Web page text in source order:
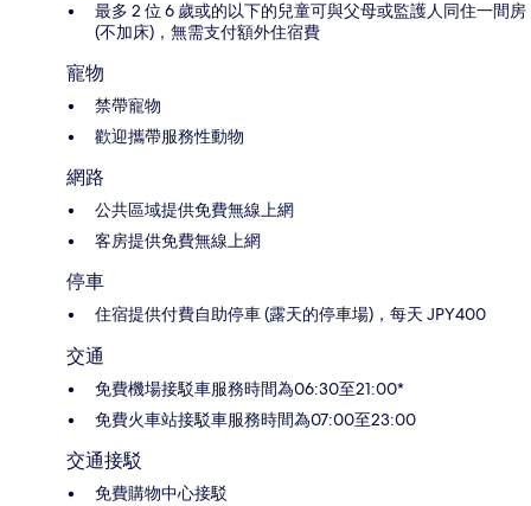
最多 2 位 6 歲或的以下的兒童可與父母或監護人同住一間房
(不加床)，無需支付額外住宿費
寵物
禁帶寵物
歡迎攜帶服務性動物
網路
公共區域提供免費無線上網
客房提供免費無線上網
停車
住宿提供付費自助停車 (露天的停車場)，每天 JPY400
交通
免費機場接駁車服務時間為06:30至21:00*
免費火車站接駁車服務時間為07:00至23:00
交通接駁
免費購物中心接駁